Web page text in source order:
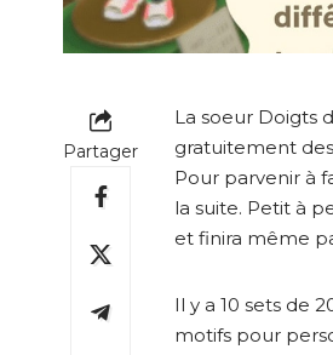
Partager
La soeur Doigts
gratuitement
Pour parvenir à
la suite. Petit à
et finira même
Il y a 10 sets de
motifs pour